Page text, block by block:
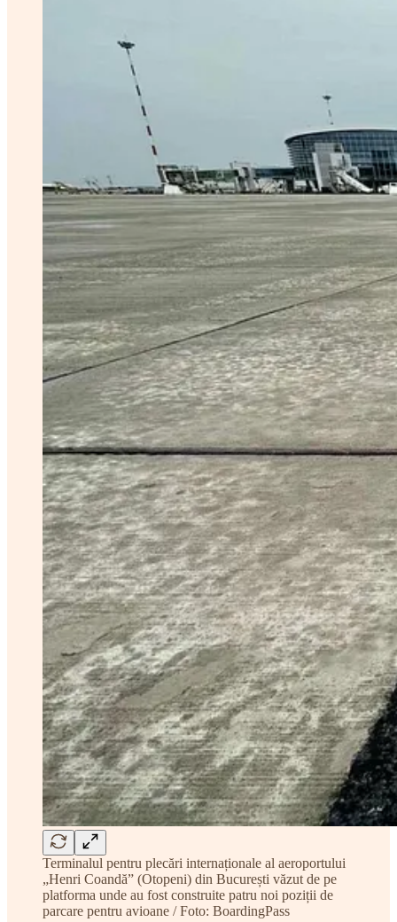
Terminalul pentru plecări internaționale al aeroportului
„Henri Coandă” (Otopeni) din București văzut de pe
platforma unde au fost construite patru noi poziții de
parcare pentru avioane / Foto: BoardingPass